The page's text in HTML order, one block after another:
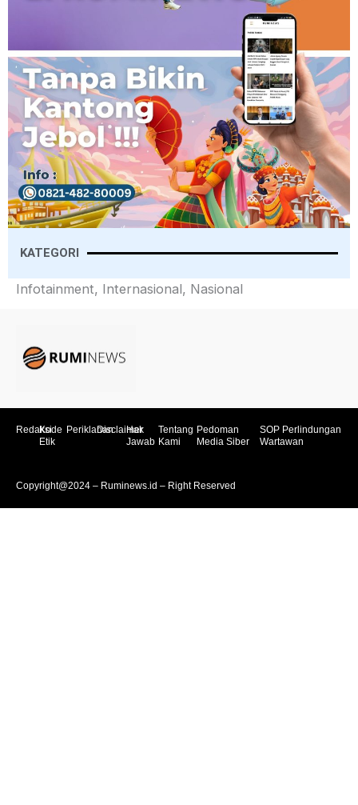
KATEGORI
Infotainment, Internasional, Nasional
RedaksiKode
Etik
PeriklananDisclaimer
Hak
Jawab
Tentang
Kami
Pedoman
Media Siber
SOP Perlindungan
Wartawan
Copyright@2024 – Ruminews.id – Right Reserved